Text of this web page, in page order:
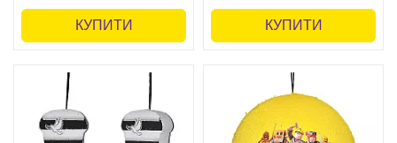
КУПИТИ КУПИТИ